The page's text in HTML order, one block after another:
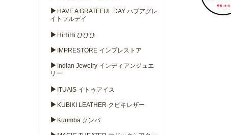
▶ HAVE A GRATEFUL DAY ハブアグレ
イトフルデイ
▶ HiHiHi ひひひ
▶ IMPRESTORE インプレストア
▶ Indian Jewelry インディアンジュエ
リー
▶ ITUAIS イトゥアイス
▶ KUBIKI LEATHER クビキレザー
▶ Kuumba クンバ